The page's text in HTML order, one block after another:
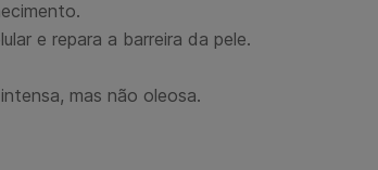
e repara a barreira da pele.
mas não oleosa.